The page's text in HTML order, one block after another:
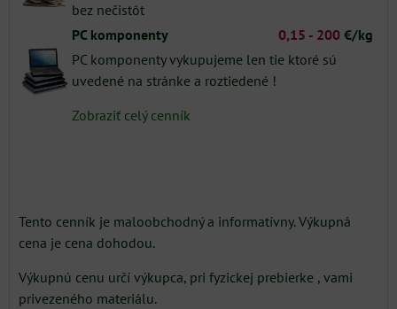
bez nečistôt
PC komponenty
0,15 - 200 €/kg
PC komponenty vykupujeme len tie ktoré sú
uvedené na stránke a roztiedené !
Zobraziť celý cenník
Tento cenník je maloobchodný a informatívny. Výkupná
cena je cena dohodou.
Výkupnú cenu určí výkupca, pri fyzickej prebierke , vami
privezeného materiálu.